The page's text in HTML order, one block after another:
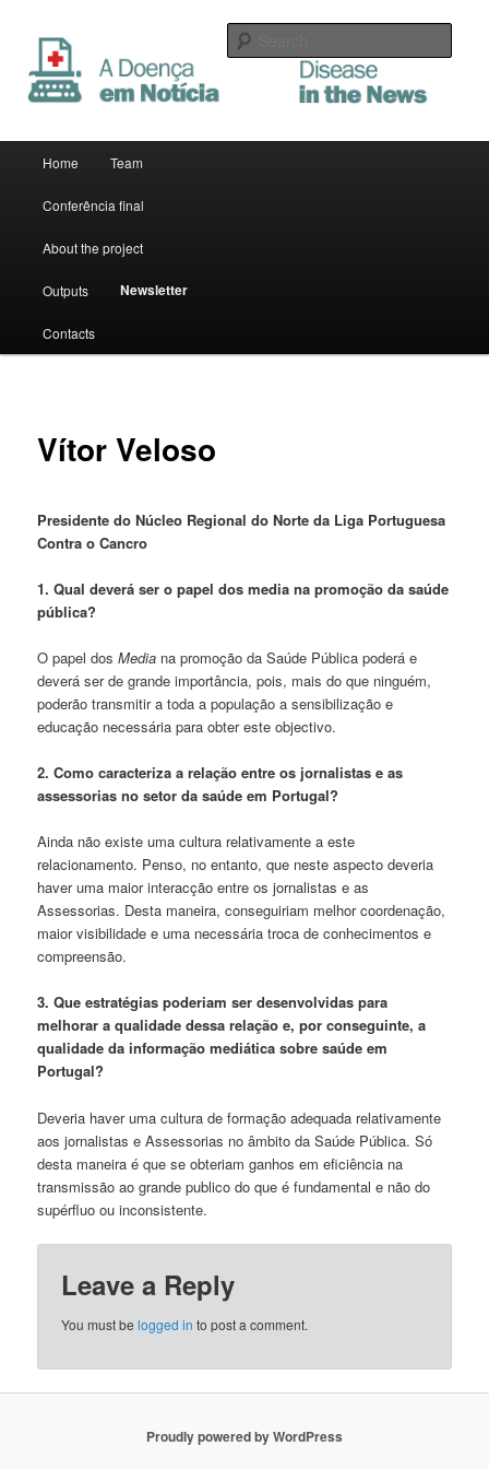
A Doença em Notícia
Skip to primary content
Skip to secondary content
Home Team
Conferência final
About the project
Outputs Newsletter
Contacts
Vítor Veloso
Presidente do Núcleo Regional do Norte da Liga Portuguesa
Contra o Cancro
1. Qual deverá ser o papel dos media na promoção da saúde
pública?
O papel dosMedia na promoção da Saúde Pública poderá e
deverá ser de grande importância, pois, mais do que ninguém,
poderão transmitir a toda a população a sensibilização e
educação necessária para obter este objectivo.
2. Como caracteriza a relação entre os jornalistas e as
assessorias no setor da saúde em Portugal?
Ainda não existe uma cultura relativamente a este
relacionamento. Penso, no entanto, que neste aspecto deveria
haver uma maior interacção entre os jornalistas e as
Assessorias. Desta maneira, conseguiriam melhor coordenação,
maior visibilidade e uma necessária troca de conhecimentos e
compreensão.
3. Que estratégias poderiam ser desenvolvidas para
melhorar a qualidade dessa relação e, por conseguinte, a
qualidade da informação mediática sobre saúde em
Portugal?
Deveria haver uma cultura de formação adequada relativamente
aos jornalistas e Assessorias no âmbito da Saúde Pública. Só
desta maneira é que se obteriam ganhos em eficiência na
transmissão ao grande publico do que é fundamental e não do
supérfluo ou inconsistente.
Leave a Reply
You must belogged in to post a comment.
Proudly powered by WordPress